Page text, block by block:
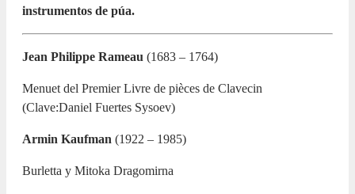
instrumentos de púa.
Jean Philippe Rameau (1683 – 1764)
Menuet del Premier Livre de pièces de Clavecin
(Clave:Daniel Fuertes Sysoev)
Armin Kaufman (1922 – 1985)
Burletta y Mitoka Dragomirna